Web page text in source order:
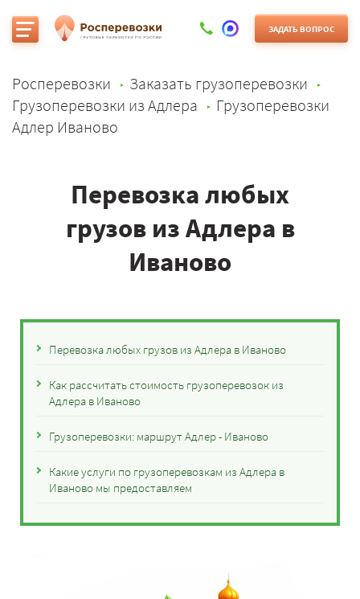
ЗАДАТЬ ВОПРОС
Росперевозки
Заказать грузоперевозки
Грузоперевозки из Адлера
Грузоперевозки
Адлер Иваново
Перевозка любых
грузов из Адлера в
Иваново
Перевозка любых грузов из Адлера в Иваново
Как рассчитать стоимость грузоперевозок из
Адлера в Иваново
Грузоперевозки: маршрут Адлер - Иваново
Какие услуги по грузоперевозкам из Адлера в
Иваново мы предоставляем